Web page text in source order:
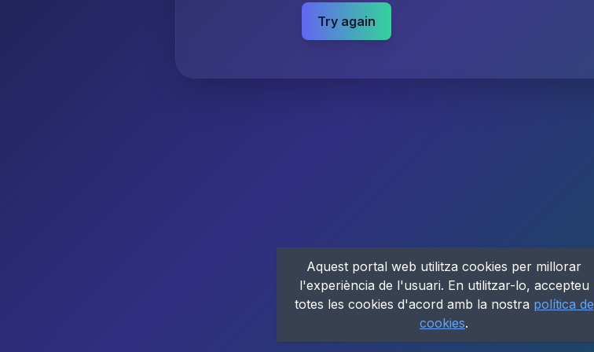
Try again
Aquest portal web utilitza cookies per millorar
l'experiència de l'usuari. En utilitzar-lo, accepteu
totes les cookies d'acord amb la nostra política de
cookies.